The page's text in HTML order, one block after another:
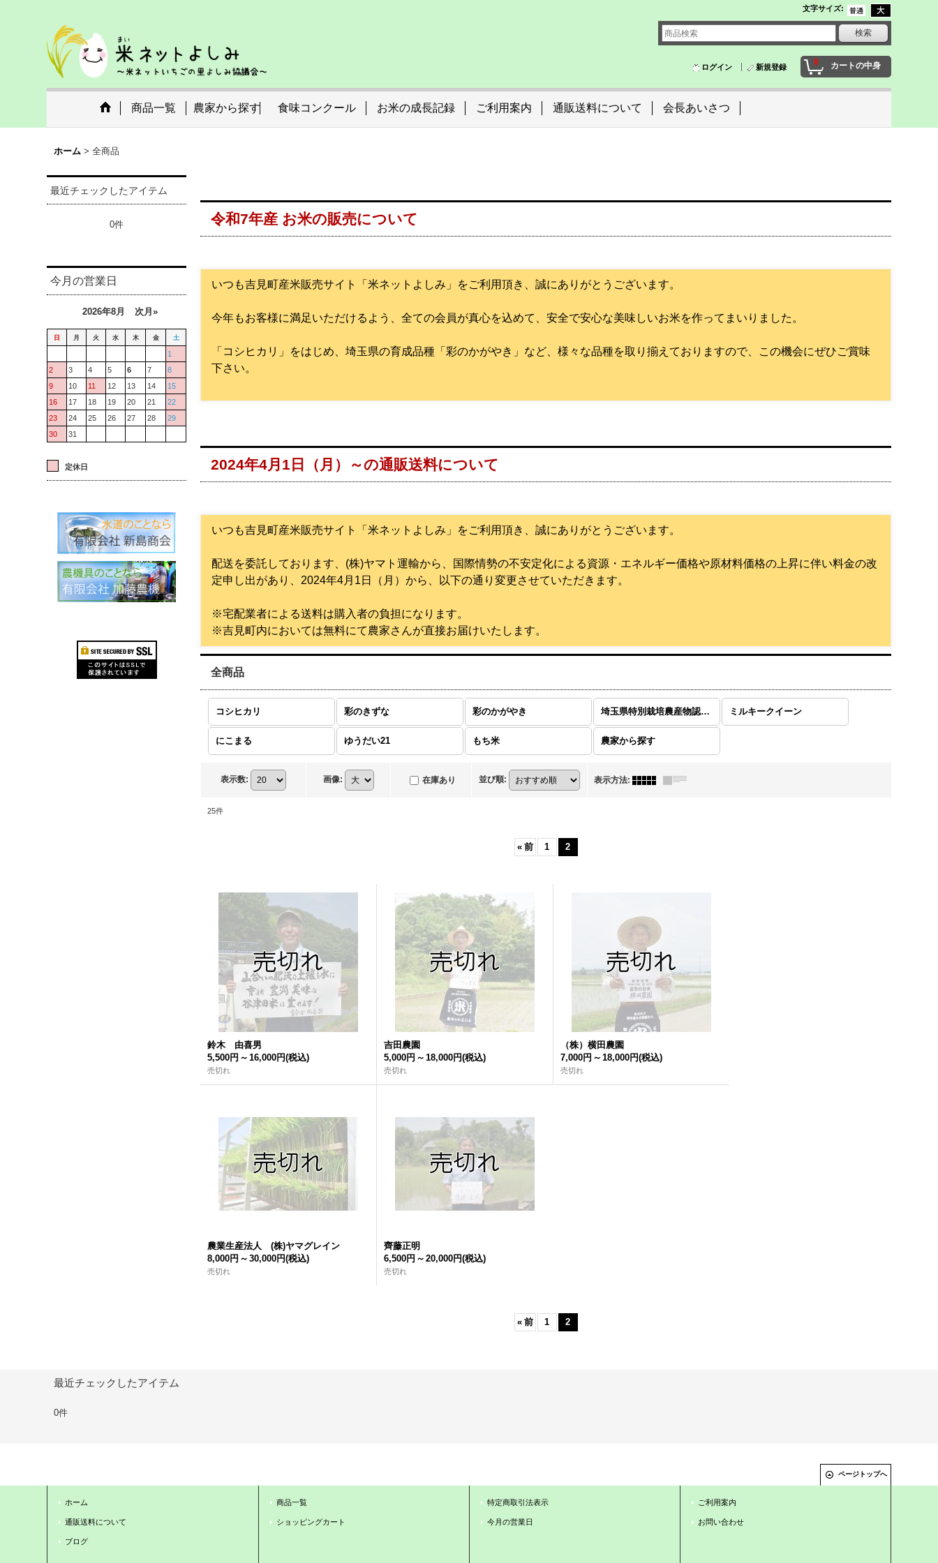
文字サイズ:
0 カートの中身
ログイン 新規登録
商品一覧 農家から探す 食味コンクール お米の成長記録 ご利用案内 通販送料について 会長あいさつ
ホーム > 全商品
最近チェックしたアイテム
0件
今月の営業日
2026年8月 次月»
日 月 火 水 木 金 土
1
2
3 4 5 6 7
8
9
10 11 12 13 14
15
16
17 18 19 20 21
22
23
24 25 26 27 28
29
30
31
定休日
令和7年産 お米の販売について
いつも吉見町産米販売サイト「米ネットよしみ」をご利用頂き、誠にありがとうございます。
今年もお客様に満足いただけるよう、全ての会員が真心を込めて、安全で安心な美味しいお米を作ってまいりました。
「コシヒカリ」をはじめ、埼玉県の育成品種「彩のかがやき」など、様々な品種を取り揃えておりますので、この機会にぜひご賞味
下さい。
2024年4月1日（月）～の通販送料について
いつも吉見町産米販売サイト「米ネットよしみ」をご利用頂き、誠にありがとうございます。
配送を委託しております、(株)ヤマト運輸から、国際情勢の不安定化による資源・エネルギー価格や原材料価格の上昇に伴い料金の改
定申し出があり、2024年4月1日（月）から、以下の通り変更させていただきます。
※宅配業者による送料は購入者の負担になります。
※吉見町内においては無料にて農家さんが直接お届けいたします。
全商品
コシヒカリ 彩のきずな 彩のかがやき 埼玉県特別栽培農産物認証米 ミルキークイーン
にこまる ゆうだい21 もち米 農家から探す
表示数: 画像: 在庫あり 並び順: 表示方法:
25件
« 前 1 2
鈴木 由喜男
5,500円 ～ 16,000円(税込)
売切れ
吉田農園
5,000円 ～ 18,000円(税込)
売切れ
（株）横田農園
7,000円 ～ 18,000円(税込)
売切れ
農業生産法人 (株)ヤマグレイン
8,000円 ～ 30,000円(税込)
売切れ
齊藤正明
6,500円 ～ 20,000円(税込)
売切れ
« 前 1 2
最近チェックしたアイテム
0件
ページトップへ
ホーム
通販送料について
ブログ
商品一覧
ショッピングカート
特定商取引法表示
今月の営業日
ご利用案内
お問い合わせ